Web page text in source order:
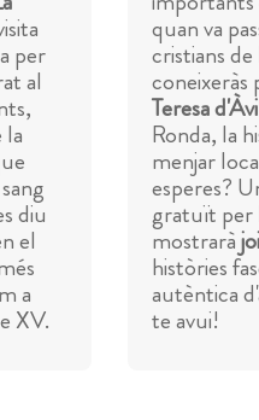
per
al
diu
el
a
XV.
quan va
cristians
coneixeràs
Teresa
Ronda, la
menjar
esperes?
gratuït per
mostrarà
històries
autèntica
te avui!